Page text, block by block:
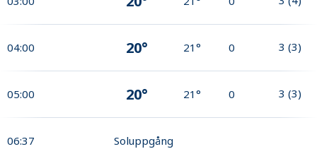
04:00 20° 21° 0 3 (3)
05:00 20° 21° 0 3 (3)
06:37 Soluppgång